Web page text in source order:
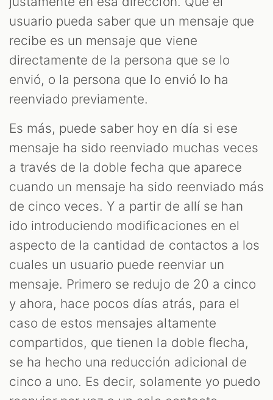
usuario pueda saber que un mensaje que
recibe es un mensaje que viene
directamente de la persona que se lo
envió, o la persona que lo envió lo ha
reenviado previamente.
Es más, puede saber hoy en día si ese
mensaje ha sido reenviado muchas veces
a través de la doble fecha que aparece
cuando un mensaje ha sido reenviado más
de cinco veces. Y a partir de allí se han
ido introduciendo modificaciones en el
aspecto de la cantidad de contactos a los
cuales un usuario puede reenviar un
mensaje. Primero se redujo de 20 a cinco
y ahora, hace pocos días atrás, para el
caso de estos mensajes altamente
compartidos, que tienen la doble flecha,
se ha hecho una reducción adicional de
cinco a uno. Es decir, solamente yo puedo